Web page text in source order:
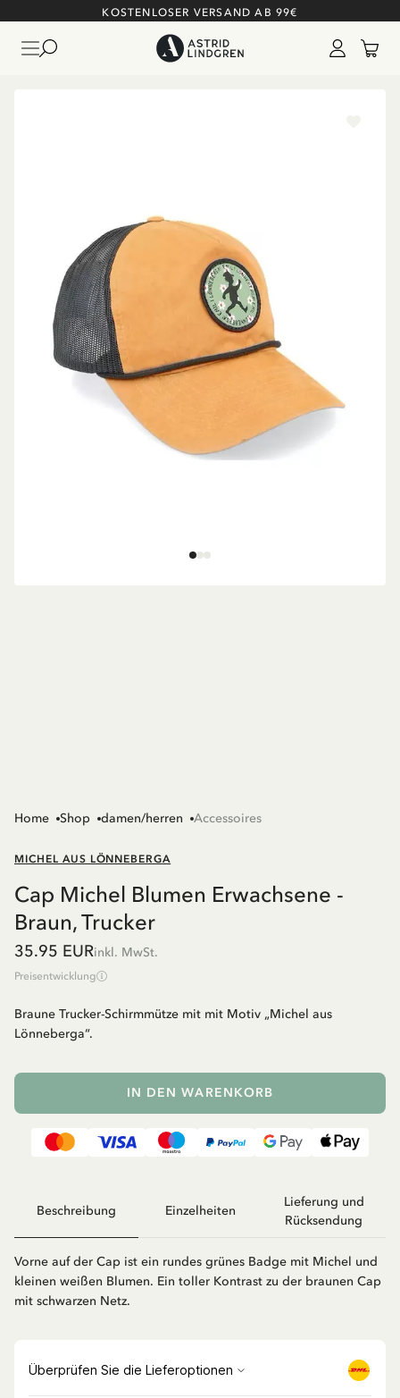
KOSTENLOSER VERSAND AB 99€
Home Shop damen/herren Accessoires
MICHEL AUS LÖNNEBERGA
Cap Michel Blumen Erwachsene -
Braun, Trucker
35.95 EURinkl. MwSt.
Preisentwicklung
Braune Trucker-Schirmmütze mit mit Motiv „Michel aus
Lönneberga“.
IN DEN WARENKORB
Beschreibung Einzelheiten
Lieferung und
Rücksendung
Vorne auf der Cap ist ein rundes grünes Badge mit Michel und
kleinen weißen Blumen. Ein toller Kontrast zu der braunen Cap
mit schwarzen Netz.